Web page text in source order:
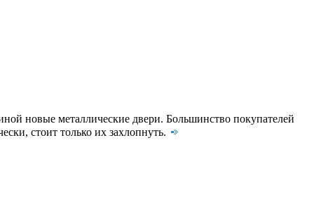
новые металлические двери. Большинство покупателей
стоит только их захлопнуть.